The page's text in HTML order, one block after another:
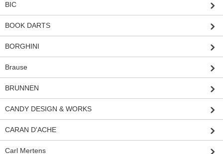
BIC
BOOK DARTS
BORGHINI
Brause
BRUNNEN
CANDY DESIGN & WORKS
CARAN D'ACHE
Carl Mertens